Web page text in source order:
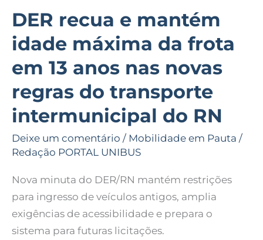
DER recua e mantém
idade máxima da frota
em 13 anos nas novas
regras do transporte
intermunicipal do RN
Deixe um comentário / Mobilidade em Pauta /
Redação PORTAL UNIBUS
Nova minuta do DER/RN mantém restrições
para ingresso de veículos antigos, amplia
exigências de acessibilidade e prepara o
sistema para futuras licitações.
novas
regras
transporte
intermunicipal
do